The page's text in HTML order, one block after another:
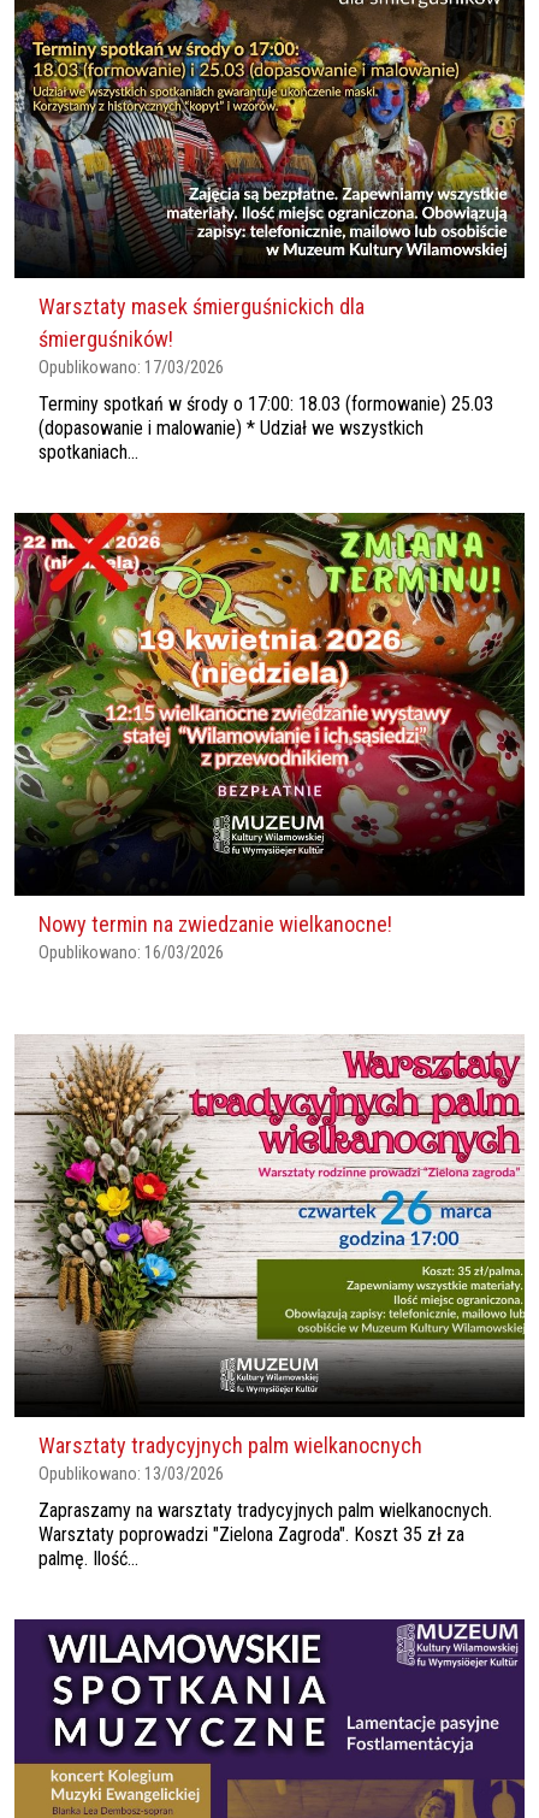
Warsztaty masek śmierguśnickich dla
śmierguśników!
Opublikowano: 17/03/2026
Terminy spotkań w środy o 17:00: 18.03 (formowanie) 25.03
(dopasowanie i malowanie) * Udział we wszystkich
spotkaniach...
Nowy termin na zwiedzanie wielkanocne!
Opublikowano: 16/03/2026
Warsztaty tradycyjnych palm wielkanocnych
Opublikowano: 13/03/2026
Zapraszamy na warsztaty tradycyjnych palm wielkanocnych.
Warsztaty poprowadzi "Zielona Zagroda". Koszt 35 zł za
palmę. Ilość...